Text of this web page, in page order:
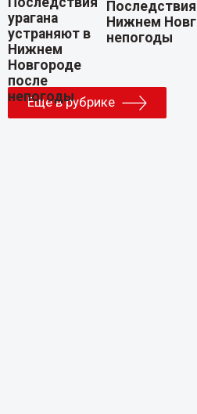
Последствия
Нижнем
непогоды
Еще в рубрике